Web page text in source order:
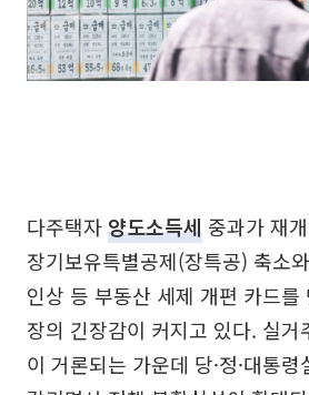
다주택자양도소득세 중과가 재
장기보유특별공제(장특공) 축소
인상 등 부동산 세제 개편 카드를
장의 긴장감이 커지고 있다. 실거
이 거론되는 가운데 당·정·대통